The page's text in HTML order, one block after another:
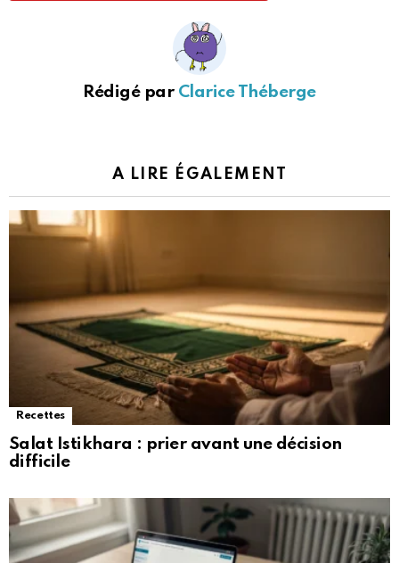
Rédigé par Clarice Théberge
A LIRE ÉGALEMENT
Recettes
Salat Istikhara : prier avant une décision
difficile